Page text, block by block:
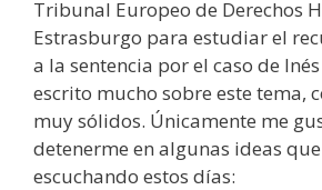
Tribunal Europeo de Derechos
Estrasburgo para estudiar el
a la sentencia por el caso de Inés
escrito mucho sobre este tema,
muy sólidos. Únicamente me
detenerme en algunas ideas
escuchando estos días: